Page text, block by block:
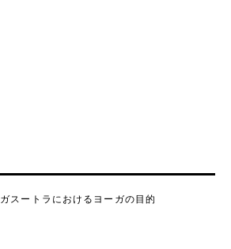
スートラにおけるヨーガの目的